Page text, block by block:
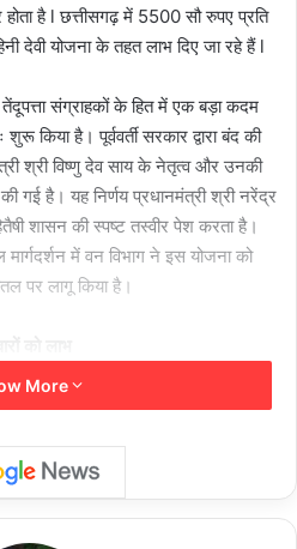
है l छत्तीसगढ़ में 5500 सौ रुपए प्रति
देवी योजना के तहत लाभ दिए जा रहे हैं l
संग्राहकों के हित में एक बड़ा कदम
किया है। पूर्ववर्ती सरकार द्वारा बंद की
श्री विष्णु देव साय के नेतृत्व और उनकी
है। यह निर्णय प्रधानमंत्री श्री नरेंद्र
शासन की स्पष्ट तस्वीर पेश करता है।
में वन विभाग ने इस योजना को
पर लागू किया है।
तेंदूपत्ता संग्राहक परिवारों की महिला
प्रदान की गईं। इसके लिए सरकार ने
जंगलों में कठिन परिस्थितियों में कार्य
More